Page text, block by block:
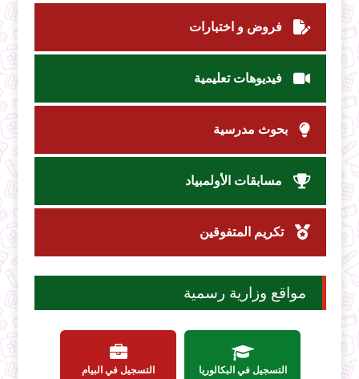
فروض و اختبارات
فيديوهات تعليمية
بحوث مدرسية
مسابقات الأولمبياد
تكريم المتفوقين
مواقع وزارية رسمية
التسجيل في البكالوريا
التسجيل في البيام